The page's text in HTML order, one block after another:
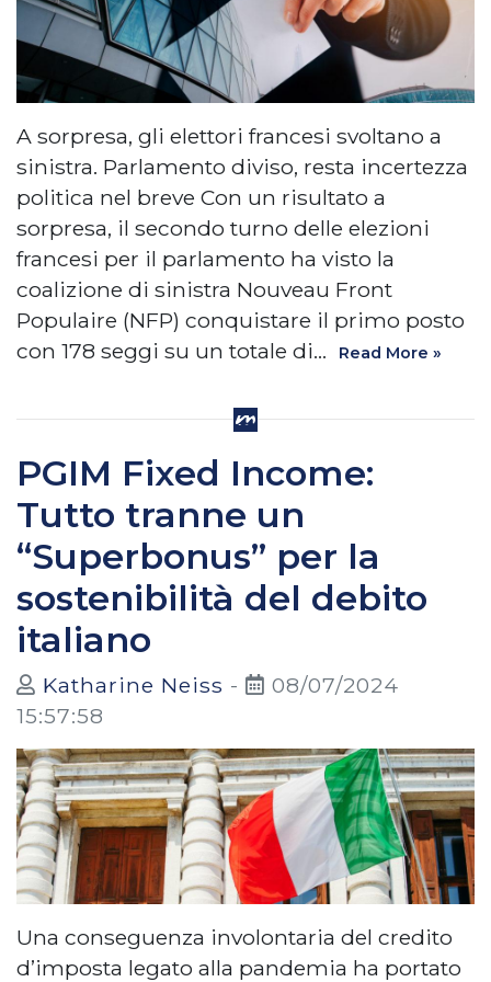
A sorpresa, gli elettori francesi svoltano a
sinistra. Parlamento diviso, resta incertezza
politica nel breve Con un risultato a
sorpresa, il secondo turno delle elezioni
francesi per il parlamento ha visto la
coalizione di sinistra Nouveau Front
Populaire (NFP) conquistare il primo posto
con 178 seggi su un totale di…
Read More »
PGIM Fixed Income:
Tutto tranne un
“Superbonus” per la
sostenibilità del debito
italiano
Katharine Neiss -
08/07/2024
15:57:58
Una conseguenza involontaria del credito
d’imposta legato alla pandemia ha portato